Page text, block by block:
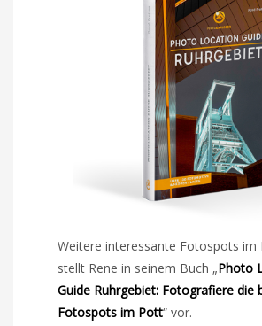
Weitere interessante Fotospots im
stellt Rene in seinem Buch „Photo
Guide Ruhrgebiet: Fotografiere die
Fotospots im Pott“ vor.